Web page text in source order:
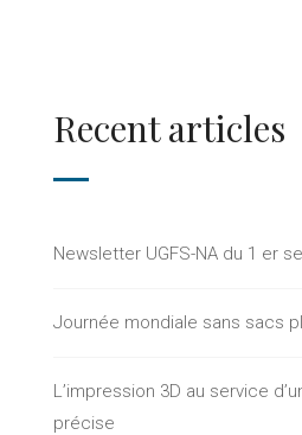
Recent articles
Newsletter UGFS-NA du 1 er
Journée mondiale sans sacs
L’impression 3D au service
précise